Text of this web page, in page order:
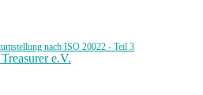
nach ISO 20022 - Teil 3
e.V.